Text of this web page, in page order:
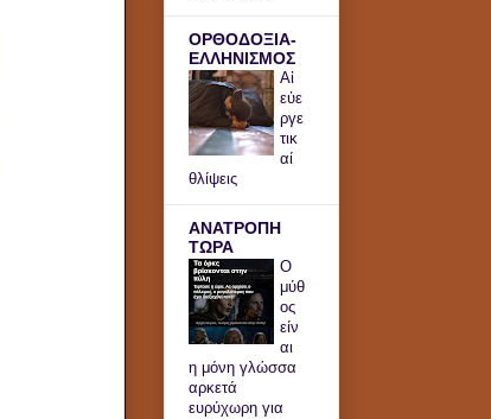
ΟΡΘΟΔΟΞΙΑ-
ΕΛΛΗΝΙΣΜΟΣ
Αἱ
εὐε
ργε
τικ
αί
θλίψεις
ΑΝΑΤΡΟΠΗ
ΤΩΡΑ
Ο
μύθ
ος
είν
αι
η μόνη γλώσσα
αρκετά
ευρύχωρη για